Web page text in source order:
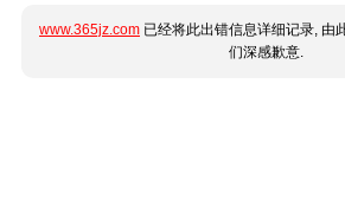
www.365jz.com 已经将此出错信息详细记录, 由
们深感歉意.